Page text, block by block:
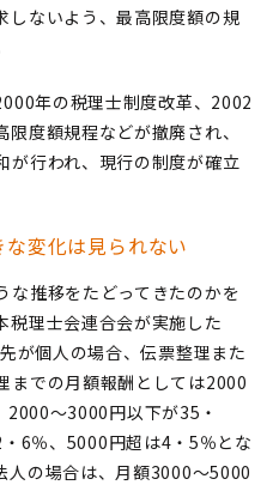
しないよう、最高限度額の規
年の税理士制度改革、2002
度額規程などが撤廃され、
が行われ、現行の制度が確立
変化は見られない
推移をたどってきたのかを
税理士会連合会が実施した
が個人の場合、伝票整理また
までの月額報酬としては2000
～3000円以下が35・
6％、5000円超は4・5％とな
人の場合は、月額3000～5000